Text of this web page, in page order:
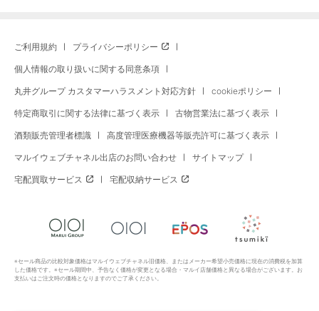
ご利用規約 プライバシーポリシー
個人情報の取り扱いに関する同意条項
丸井グループ カスタマーハラスメント対応方針 cookieポリシー
特定商取引に関する法律に基づく表示 古物営業法に基づく表示
酒類販売管理者標識 高度管理医療機器等販売許可に基づく表示
マルイウェブチャネル出店のお問い合わせ サイトマップ
宅配買取サービス 宅配収納サービス
※セール商品の比較対象価格はマルイウェブチャネル旧価格、またはメーカー希望小売価格に現在の消費税を加算
した価格です。※セール期間中、予告なく価格が変更となる場合・マルイ店舗価格と異なる場合がございます。お
支払いはご注文時の価格となりますのでご了承ください。